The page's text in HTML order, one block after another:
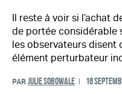
Il reste à voir si l’achat
de portée considérable
les observateurs disent
élément perturbateur
PAR JULIE SOBOWALE 16